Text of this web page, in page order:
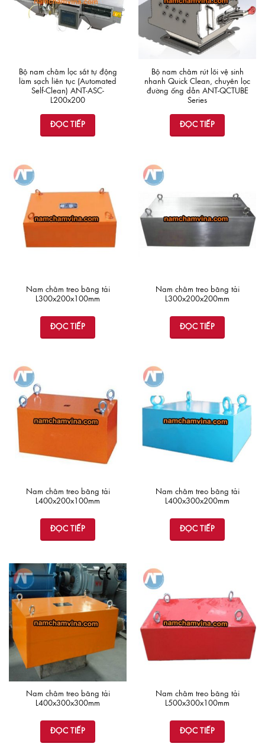
Bộ nam châm lọc sắt tự động
làm sạch liên tục (Automated
Self-Clean) ANT-ASC-
L200x200
ĐỌC TIẾP
Bộ nam châm rút lõi vệ sinh
nhanh Quick Clean, chuyên lọc
đường ống dẫn ANT-QCTUBE
Series
ĐỌC TIẾP
Nam châm treo băng tải
L300x200x100mm
ĐỌC TIẾP
Nam châm treo băng tải
L300x200x200mm
ĐỌC TIẾP
Nam châm treo băng tải
L400x200x100mm
ĐỌC TIẾP
Nam châm treo băng tải
L400x300x200mm
ĐỌC TIẾP
Nam châm treo băng tải
L400x300x300mm
ĐỌC TIẾP
Nam châm treo băng tải
L500x300x100mm
ĐỌC TIẾP